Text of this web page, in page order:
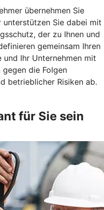
übernehmen Sie
unterstützen Sie dabei mit
der zu Ihnen und
gemeinsam Ihren
Ihr Unternehmen mit
gegen die Folgen
betrieblicher Risiken ab.
für Sie sein